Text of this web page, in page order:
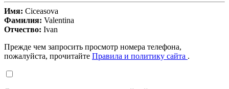
Имя: Ciceasova
Фамилия: Valentina
Отчество: Ivan
Прежде чем запросить просмотр номера телефона,
пожалуйста, прочитайте Правила и политику сайта .